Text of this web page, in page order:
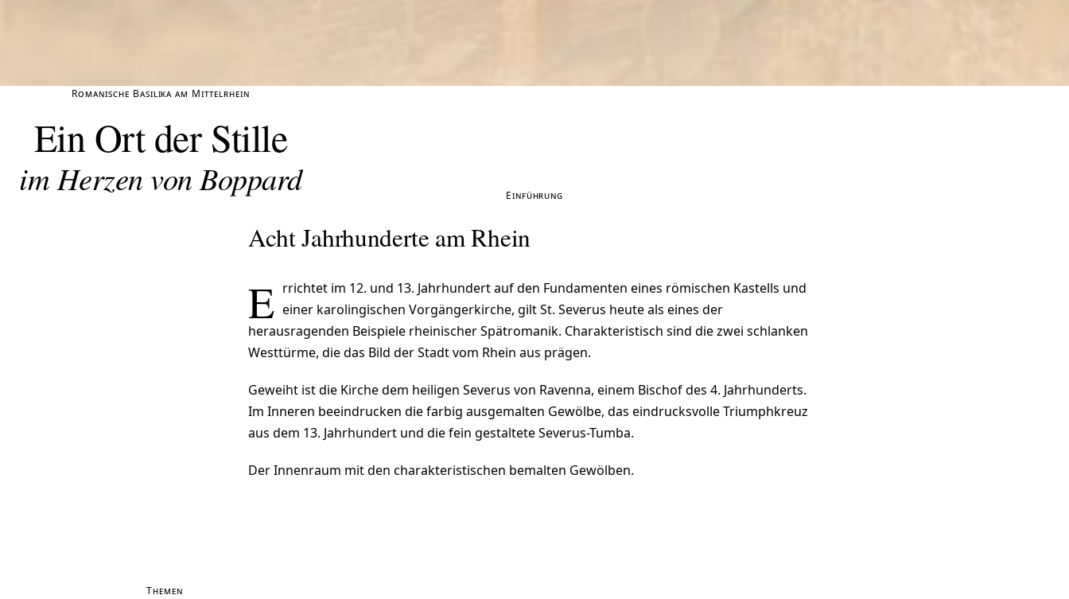
Romanische Basilika am Mittelrhein
Ein Ort der Stille
im Herzen von Boppard Einführung
Acht Jahrhunderte am Rhein
E rrichtet im 12. und 13. Jahrhundert auf den Fundamenten eines römischen Kastells und
einer karolingischen Vorgängerkirche, gilt St. Severus heute als eines der
herausragenden Beispiele rheinischer Spätromanik. Charakteristisch sind die zwei schlanken
Westtürme, die das Bild der Stadt vom Rhein aus prägen.
Geweiht ist die Kirche dem heiligen Severus von Ravenna, einem Bischof des 4. Jahrhunderts.
Im Inneren beeindrucken die farbig ausgemalten Gewölbe, das eindrucksvolle Triumphkreuz
aus dem 13. Jahrhundert und die fein gestaltete Severus-Tumba.
Der Innenraum mit den charakteristischen bemalten Gewölben.
Themen